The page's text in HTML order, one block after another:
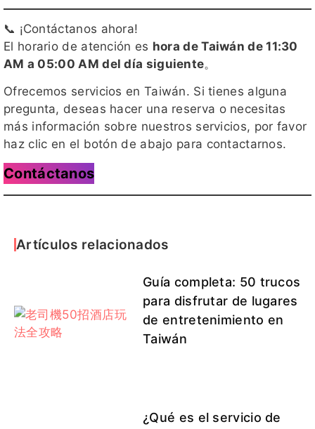
📞 ¡Contáctanos ahora!
El horario de atención es hora de Taiwán de 11:30
AM a 05:00 AM del día siguiente。
Ofrecemos servicios en Taiwán. Si tienes alguna
pregunta, deseas hacer una reserva o necesitas
más información sobre nuestros servicios, por favor
haz clic en el botón de abajo para contactarnos.
Contáctanos
Artículos relacionados
Guía completa: 50 trucos
para disfrutar de lugares
de entretenimiento en
Taiwán
¿Qué es el servicio de